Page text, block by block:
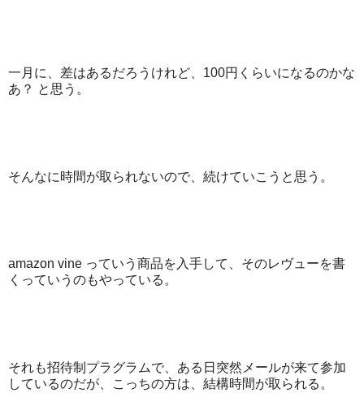
一月に、差はあるだろうけれど、100円くらいになるのかな
あ？ と思う。
そんなに時間が取られないので、続けていこうと思う。
amazon vine っていう商品を入手して、そのレヴューを書
くっていうのもやっている。
それも招待制プラグラムで、ある日突然メールが来て参加
しているのだが、こっちの方は、結構時間が取られる。